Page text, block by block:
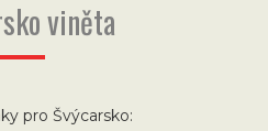
viněta
pro Švýcarsko: